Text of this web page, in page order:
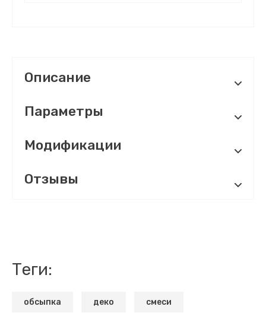
Описание
Параметры
Модификации
Отзывы
теги:
обсыпка деко смеси